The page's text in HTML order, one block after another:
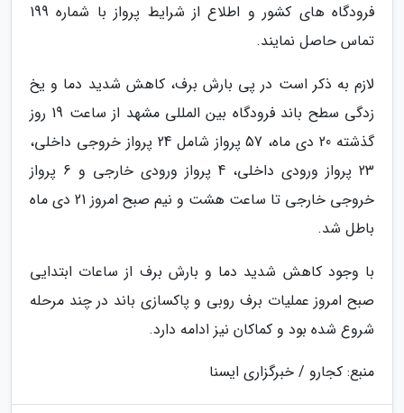
فرودگاه های کشور و اطلاع از شرایط پرواز با شماره 199
تماس حاصل نمایند.
لازم به ذکر است در پی بارش برف، کاهش شدید دما و یخ
زدگی سطح باند فرودگاه بین المللی مشهد از ساعت 19 روز
گذشته 20 دی ماه، 57 پرواز شامل 24 پرواز خروجی داخلی،
23 پرواز ورودی داخلی، 4 پرواز ورودی خارجی و 6 پرواز
خروجی خارجی تا ساعت هشت و نیم صبح امروز 21 دی ماه
باطل شد.
با وجود کاهش شدید دما و بارش برف از ساعات ابتدایی
صبح امروز عملیات برف روبی و پاکسازی باند در چند مرحله
شروع شده بود و کماکان نیز ادامه دارد.
منبع: کجارو / خبرگزاری ایسنا